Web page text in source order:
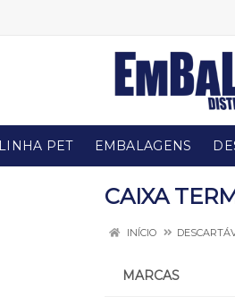
PET EMBALAGENS
CAIXA
INÍCIO
MARCAS